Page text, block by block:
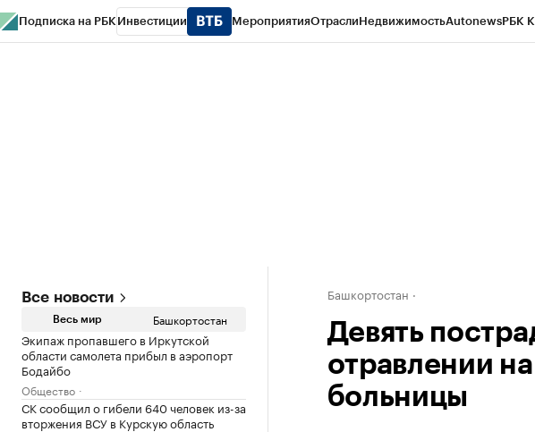
Подписка на РБК Инвестиции МероприятияОтраслиНедвижимостьAutonewsРБК
Все новости
Весь мир Башкортостан
Экипаж пропавшего в Иркутской
области самолета прибыл в аэропорт
Бодайбо
Общество
СК сообщил о гибели 640 человек из-за
вторжения ВСУ в Курскую область
Башкортостан
Девять
отравлении
больницы